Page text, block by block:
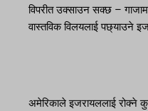
विपरीत उक्साउन सक्छ –
वास्तविक विलयलाई पछ्याउने
अमेरिकाले इजरायललाई